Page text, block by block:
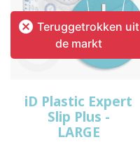
 Teruggetrokken uit
de markt
iD Plastic Expert
Slip Plus -
LARGE